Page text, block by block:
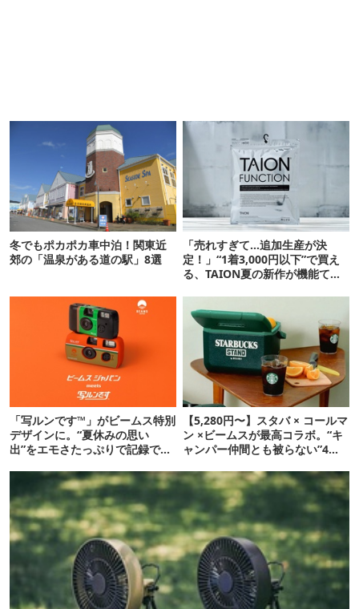
冬でもポカポカ車中泊！関東近
郊の「温泉がある道の駅」8選
「売れすぎて…追加生産が決
定！」“1着3,000円以下”で買え
る、TAION夏の新作が機能てん
「写ルンです™」がビームス特別
デザインに。“夏休みの思い
出”をエモさたっぷりで記録でき
【5,280円〜】スタバ × コールマ
ン ×ビームスが最高コラボ。“キ
ャンパー仲間とも被らない”4ア